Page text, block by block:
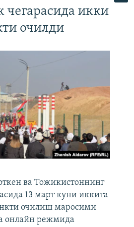
чегарасида икки
очилди
ва Тожикистоннинг
13 март куни иккита
очилиш маросими
онлайн режмида